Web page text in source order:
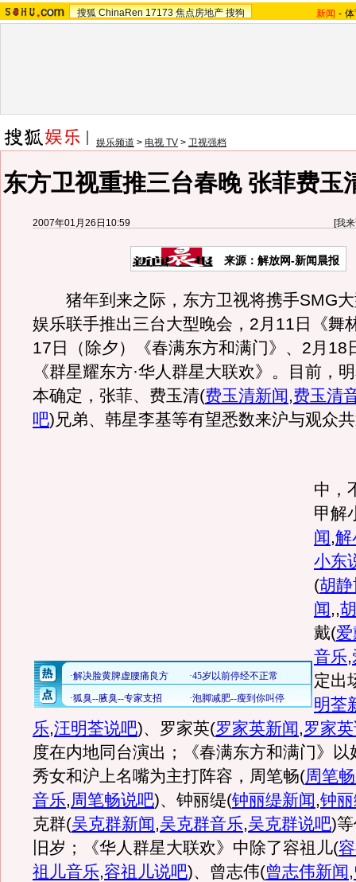
搜狐 ChinaRen 17173 焦点房地产 搜狗 新闻 -
娱乐频道 > 电视 TV > 卫视强档
东方卫视重推三台春晚 张菲费玉
2007年01月26日10:59 [我
来源：解放网-新闻晨报
猪年到来之际，东方卫视将携手SMG大
娱乐联手推出三台大型晚会，2月11日《舞
17日（除夕）《春满东方和满门》、2月18
《群星耀东方·华人群星大联欢》。目前，
本确定，张菲、费玉清(费玉清新闻,费玉清
吧) 兄弟、韩星李基等有望悉数来沪与观众
中，
甲解
闻,解
小东
(胡
闻,,
戴(
音乐,
定出
明荃
乐,汪明荃说吧)、罗家英(罗家英新闻,罗家
度在内地同台演出；《春满东方和满门》以
秀女和沪上名嘴为主打阵容，周笔畅(周笔
音乐,周笔畅说吧)、钟丽缇(钟丽缇新闻,钟
克群(吴克群新闻,吴克群音乐,吴克群说吧)
旧岁；《华人群星大联欢》中除了容祖儿(
祖儿音乐,容祖儿说吧)、曾志伟(曾志伟新闻,